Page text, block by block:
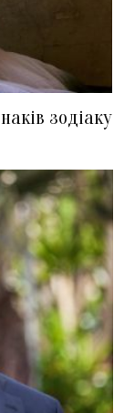
зодіаку